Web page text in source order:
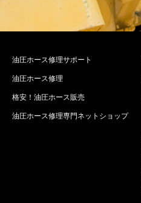
油圧ホース修理サポート
油圧ホース修理
格安！油圧ホース販売
油圧ホース修理専門ネットショップ